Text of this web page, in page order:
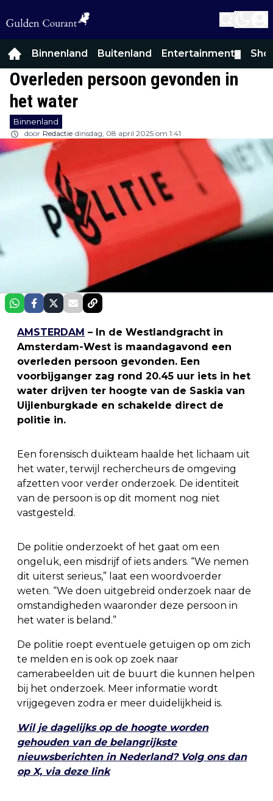
Binnenland Buitenland Entertainment
Overleden persoon gevonden in
het water
Binnenland
door Redactie dinsdag, 08 april 2025 om 1:41
AMSTERDAM – In de Westlandgracht in
Amsterdam-West is maandagavond een
overleden persoon gevonden. Een
voorbijganger zag rond 20.45 uur iets in het
water drijven ter hoogte van de Saskia van
Uijlenburgkade en schakelde direct de
politie in.
Een forensisch duikteam haalde het lichaam uit
het water, terwijl rechercheurs de omgeving
afzetten voor verder onderzoek. De identiteit
van de persoon is op dit moment nog niet
vastgesteld.
De politie onderzoekt of het gaat om een
ongeluk, een misdrijf of iets anders. “We nemen
dit uiterst serieus,” laat een woordvoerder
weten. “We doen uitgebreid onderzoek naar de
omstandigheden waaronder deze persoon in
het water is beland.”
De politie roept eventuele getuigen op om zich
te melden en is ook op zoek naar
camerabeelden uit de buurt die kunnen helpen
bij het onderzoek. Meer informatie wordt
vrijgegeven zodra er meer duidelijkheid is.
Wil je dagelijks op de hoogte worden
gehouden van de belangrijkste
nieuwsberichten in Nederland? Volg ons dan
op X, via deze link